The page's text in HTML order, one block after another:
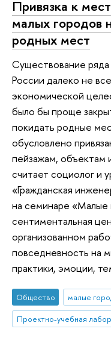
Привязка к
малых городов
родных мест
Существование
России далеко не
экономической
было бы проще
покидать родные
обусловлено
пейзажам,
считает социолог и
«Гражданская
на семинаре «Малые
сентиментальная
организованном
повседневность на
практики, эмоции,
Общество
малые